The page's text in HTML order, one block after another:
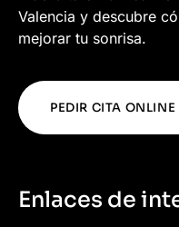
Valencia y descubre
mejorar tu sonrisa.
PEDIR CITA ONLINE
Enlaces de